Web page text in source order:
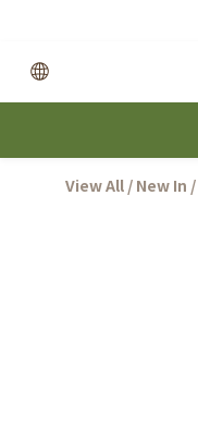
View All / New In /